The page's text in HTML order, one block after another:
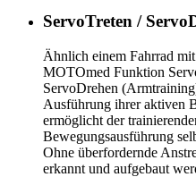
ServoTreten /
Ähnlich einem Fahrrad
MOTOmed Funktion
ServoDrehen
Ausführung ihrer aktiven
ermöglicht der
Bewegungsausführung
Ohne überfordernde
erkannt und aufgebaut